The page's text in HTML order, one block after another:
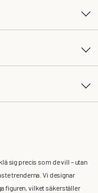
sig precis som de vill – utan
trenderna. Vi designar
figuren, vilket säkerställer